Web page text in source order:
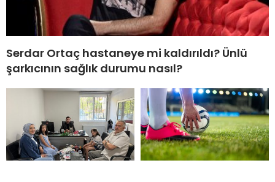
Serdar Ortaç hastaneye mi kaldırıldı? Ünlü
şarkıcının sağlık durumu nasıl?